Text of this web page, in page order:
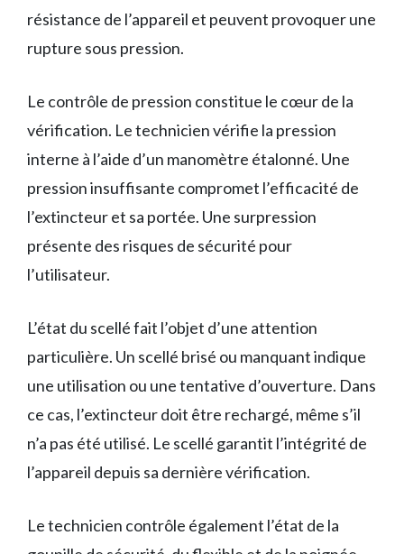
résistance de l’appareil et peuvent provoquer une
rupture sous pression.
Le contrôle de pression constitue le cœur de la
vérification. Le technicien vérifie la pression
interne à l’aide d’un manomètre étalonné. Une
pression insuffisante compromet l’efficacité de
l’extincteur et sa portée. Une surpression
présente des risques de sécurité pour
l’utilisateur.
L’état du scellé fait l’objet d’une attention
particulière. Un scellé brisé ou manquant indique
une utilisation ou une tentative d’ouverture. Dans
ce cas, l’extincteur doit être rechargé, même s’il
n’a pas été utilisé. Le scellé garantit l’intégrité de
l’appareil depuis sa dernière vérification.
Le technicien contrôle également l’état de la